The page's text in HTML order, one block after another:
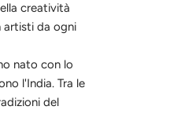
creatività
artisti da ogni
nato con lo
l'India. Tra le
del